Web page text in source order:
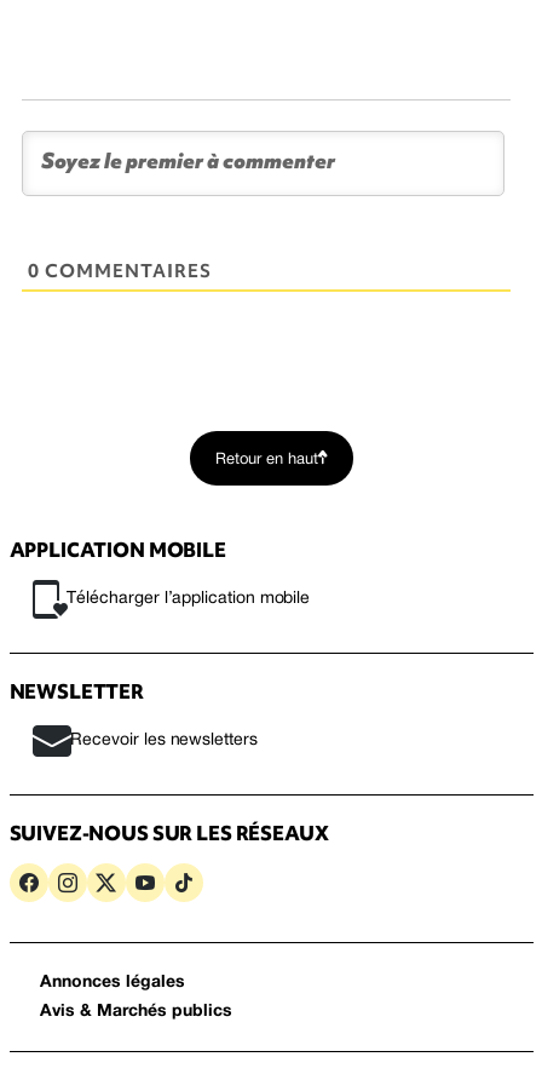
0 COMMENTAIRES
Retour en haut
APPLICATION MOBILE
Télécharger l’application mobile
NEWSLETTER
Recevoir les newsletters
SUIVEZ-NOUS SUR LES RÉSEAUX
Annonces légales
Avis & Marchés publics